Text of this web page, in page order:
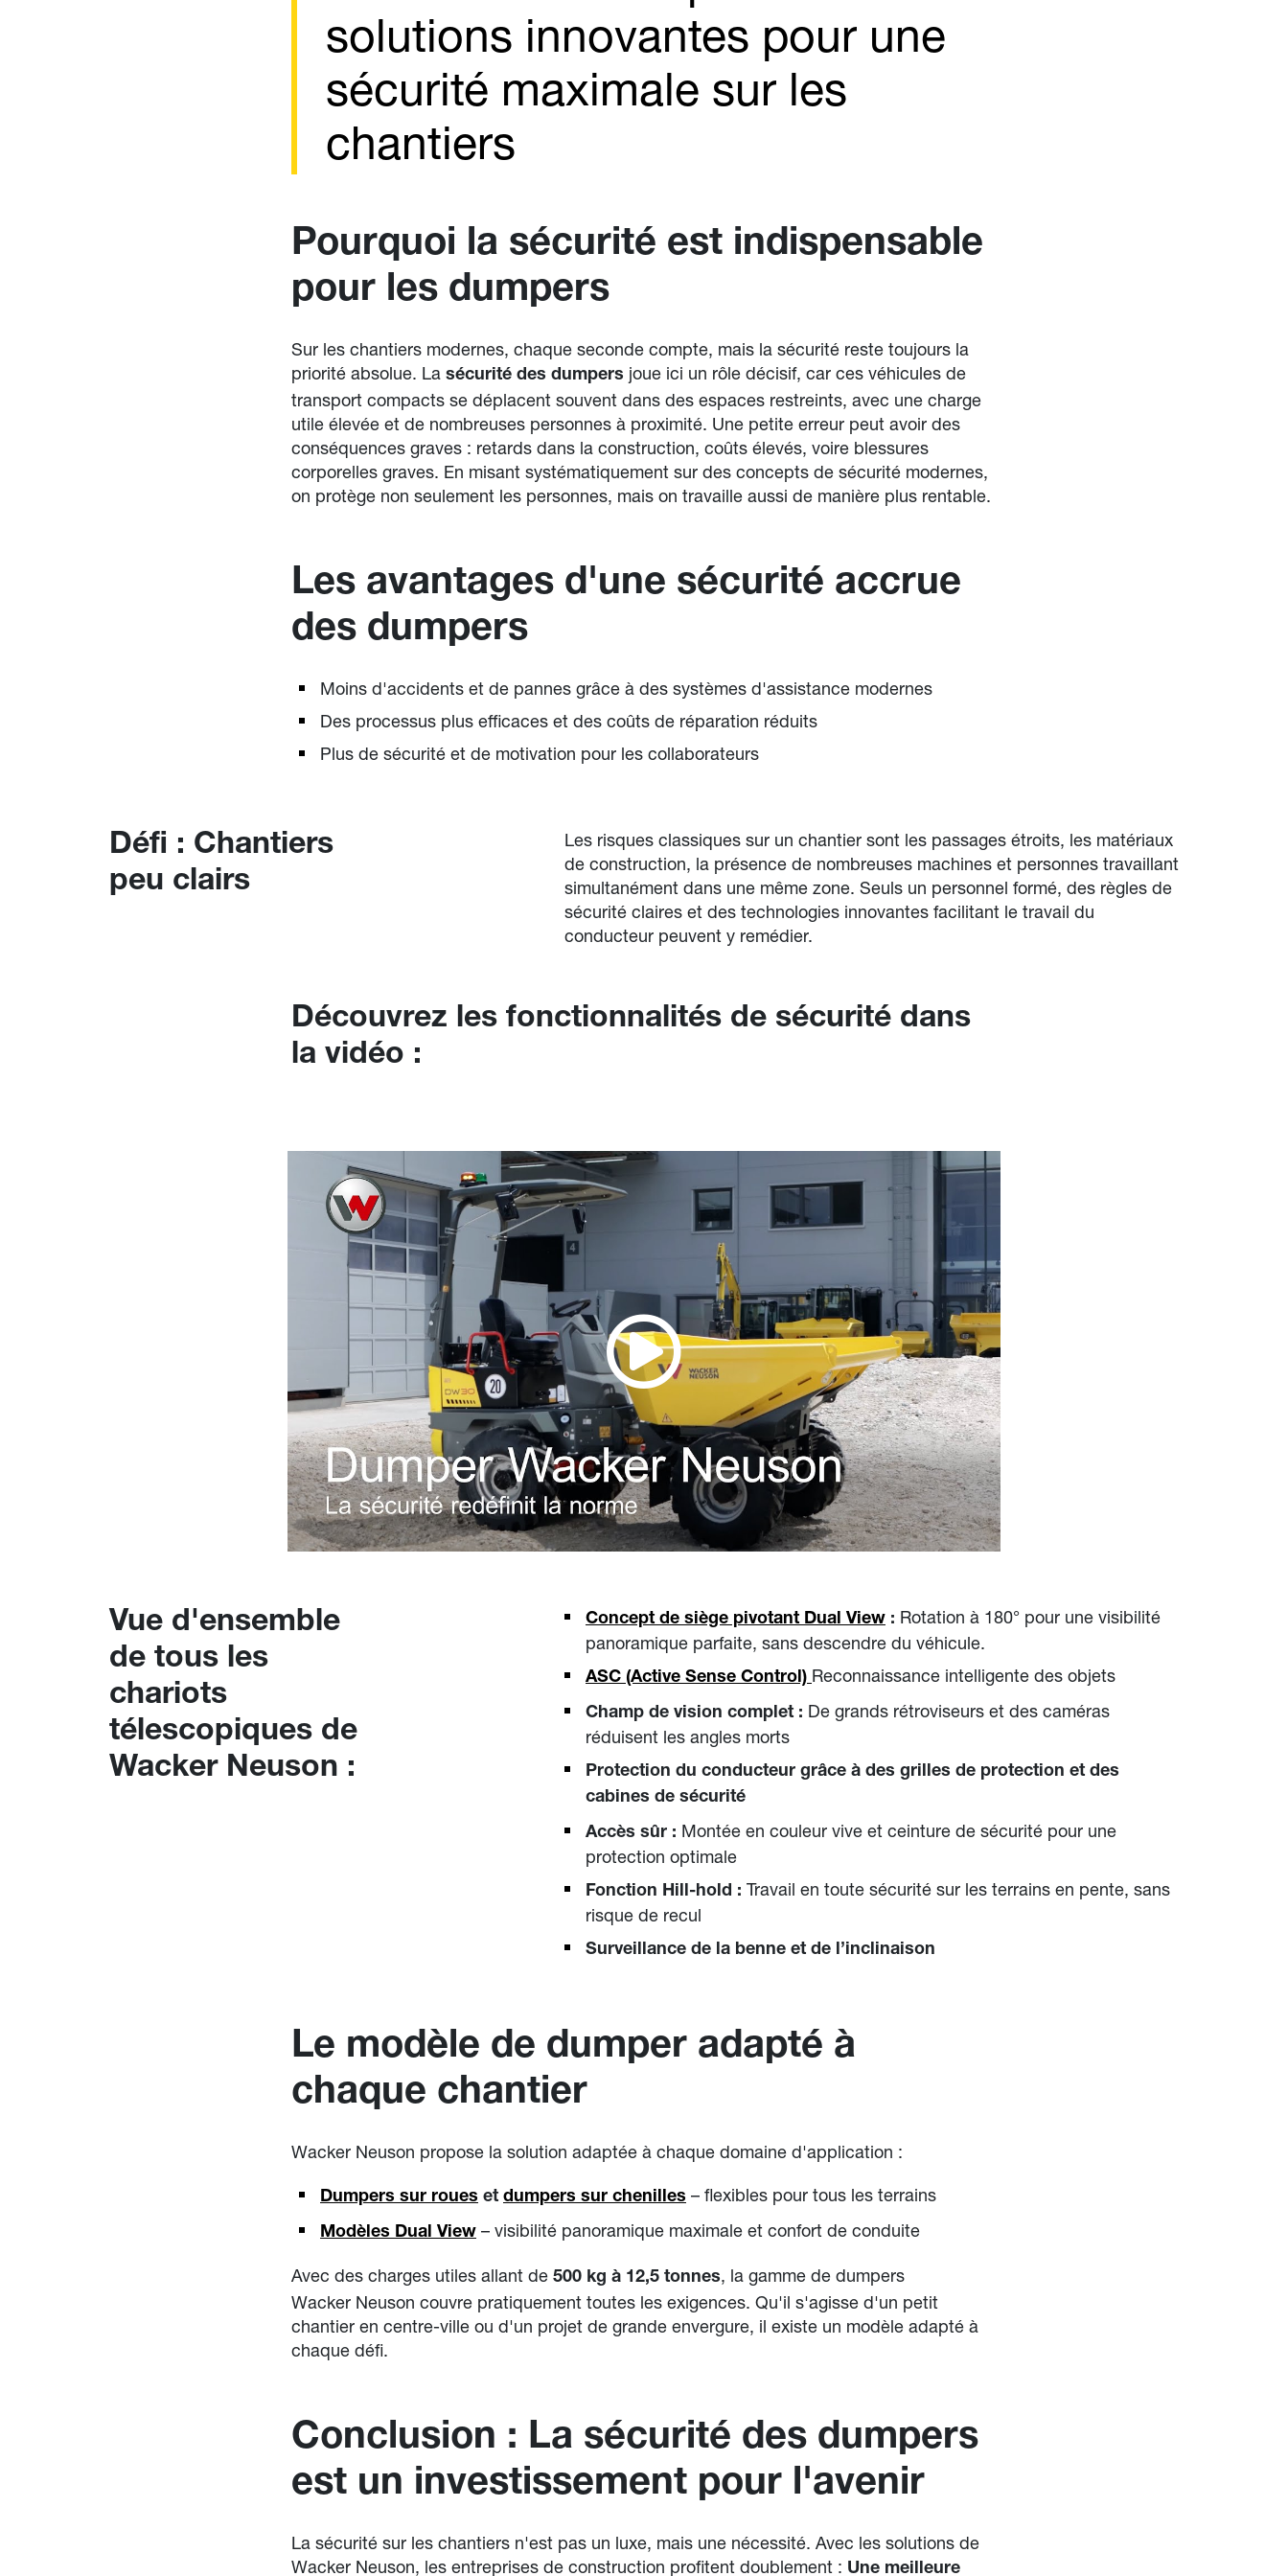
solutions innovantes pour une
sécurité maximale sur les
chantiers
Pourquoi la sécurité est indispensable
pour les dumpers
Sur les chantiers modernes, chaque seconde compte, mais la sécurité reste toujours la
priorité absolue. La sécurité des dumpers joue ici un rôle décisif, car ces véhicules de
transport compacts se déplacent souvent dans des espaces restreints, avec une charge
utile élevée et de nombreuses personnes à proximité. Une petite erreur peut avoir des
conséquences graves : retards dans la construction, coûts élevés, voire blessures
corporelles graves. En misant systématiquement sur des concepts de sécurité modernes,
on protège non seulement les personnes, mais on travaille aussi de manière plus rentable.
Les avantages d'une sécurité accrue
des dumpers
Moins d'accidents et de pannes grâce à des systèmes d'assistance modernes
Des processus plus efficaces et des coûts de réparation réduits
Plus de sécurité et de motivation pour les collaborateurs
Défi : Chantiers
peu clairs
Les risques classiques sur un chantier sont les passages étroits, les matériaux
de construction, la présence de nombreuses machines et personnes travaillant
simultanément dans une même zone. Seuls un personnel formé, des règles de
sécurité claires et des technologies innovantes facilitant le travail du
conducteur peuvent y remédier.
Découvrez les fonctionnalités de sécurité dans
la vidéo :
Vue d'ensemble
de tous les
chariots
télescopiques de
Wacker Neuson :
Concept de siège pivotant Dual View : Rotation à 180° pour une visibilité
panoramique parfaite, sans descendre du véhicule.
ASC (Active Sense Control) Reconnaissance intelligente des objets
Champ de vision complet : De grands rétroviseurs et des caméras
réduisent les angles morts
Protection du conducteur grâce à des grilles de protection et des
cabines de sécurité
Accès sûr : Montée en couleur vive et ceinture de sécurité pour une
protection optimale
Fonction Hill-hold : Travail en toute sécurité sur les terrains en pente, sans
risque de recul
Surveillance de la benne et de l’inclinaison
Le modèle de dumper adapté à
chaque chantier
Wacker Neuson propose la solution adaptée à chaque domaine d'application :
Dumpers sur roues et dumpers sur chenilles – flexibles pour tous les terrains
Modèles Dual View – visibilité panoramique maximale et confort de conduite
Avec des charges utiles allant de 500 kg à 12,5 tonnes, la gamme de dumpers
Wacker Neuson couvre pratiquement toutes les exigences. Qu'il s'agisse d'un petit
chantier en centre-ville ou d'un projet de grande envergure, il existe un modèle adapté à
chaque défi.
Conclusion : La sécurité des dumpers
est un investissement pour l'avenir
La sécurité sur les chantiers n'est pas un luxe, mais une nécessité. Avec les solutions de
Wacker Neuson, les entreprises de construction profitent doublement : Une meilleure